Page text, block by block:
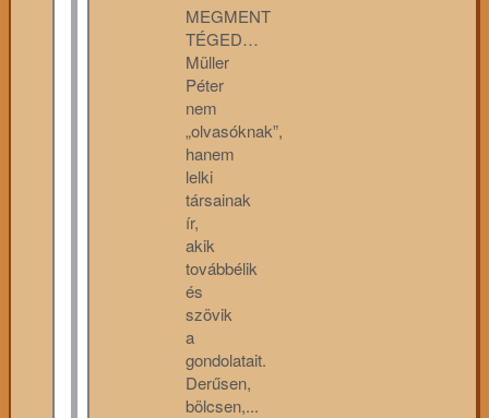
MEGMENT
TÉGED…
Müller
Péter
nem
„olvasóknak”,
hanem
lelki
társainak
ír,
akik
továbbélik
és
szövik
a
gondolatait.
Derűsen,
bölcsen,...